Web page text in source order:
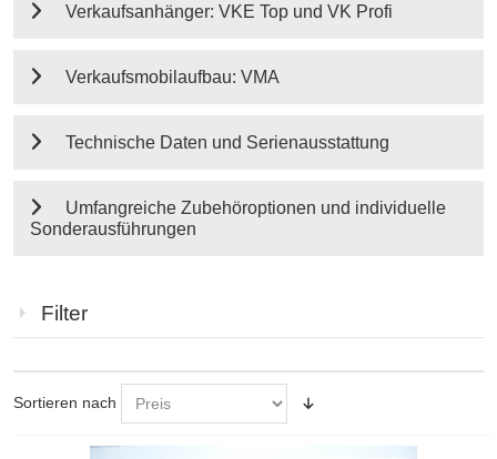
Verkaufsanhänger: VKE Top und VK Profi
Verkaufsmobilaufbau: VMA
Technische Daten und Serienausstattung
Umfangreiche Zubehöroptionen und individuelle
Sonderausführungen
Filter
Sortieren nach